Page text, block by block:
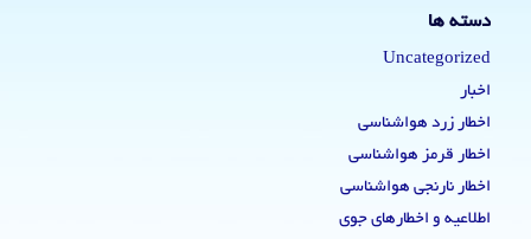
دسته ها
Uncategorized
اخبار
اخطار زرد هواشناسی
اخطار قرمز هواشناسی
اخطار نارنجی هواشناسی
اطلاعیه و اخطارهای جوی